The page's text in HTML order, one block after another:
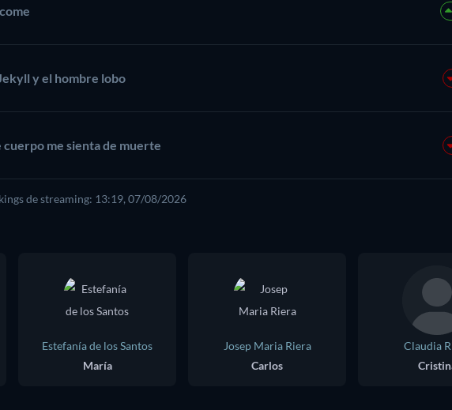
y el hombre lobo
cuerpo me sienta de muerte
de streaming: 13:19, 07/08/2026
Estefanía de los Santos
María
Josep Maria Riera
Carlos
Claudia